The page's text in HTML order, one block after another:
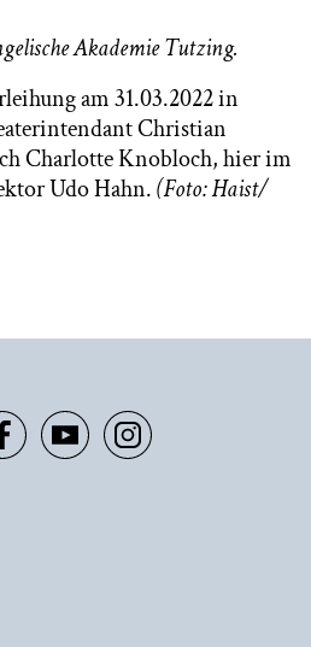
Akademie Tutzing.
am 31.03.2022 in
Christian
Charlotte Knobloch, hier im
Udo Hahn.(Foto: Haist/